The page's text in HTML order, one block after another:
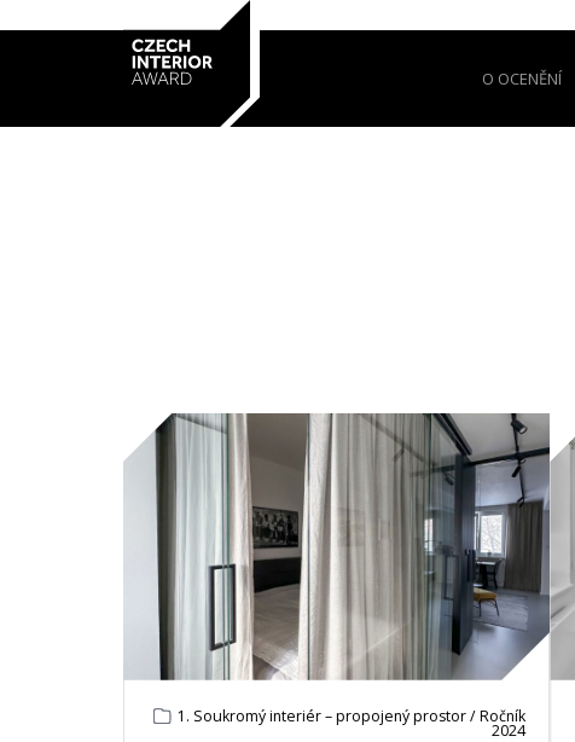
O OCENĚNÍ
1. Soukromý interiér – propojený prostor / Ročník
2024